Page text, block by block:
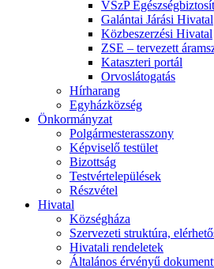
VSzP
Galántai Járási Hivatal
Közbeszerzési Hivatal
ZSE – tervezett
Kataszteri portál
Orvoslátogatás
Hírharang
Egyházközség
Önkormányzat
Polgármesterasszony
Képviselő testület
Bizottság
Testvértelepülések
Részvétel
Hivatal
Községháza
Szervezeti struktúra,
Hivatali rendeletek
Általános érvényű